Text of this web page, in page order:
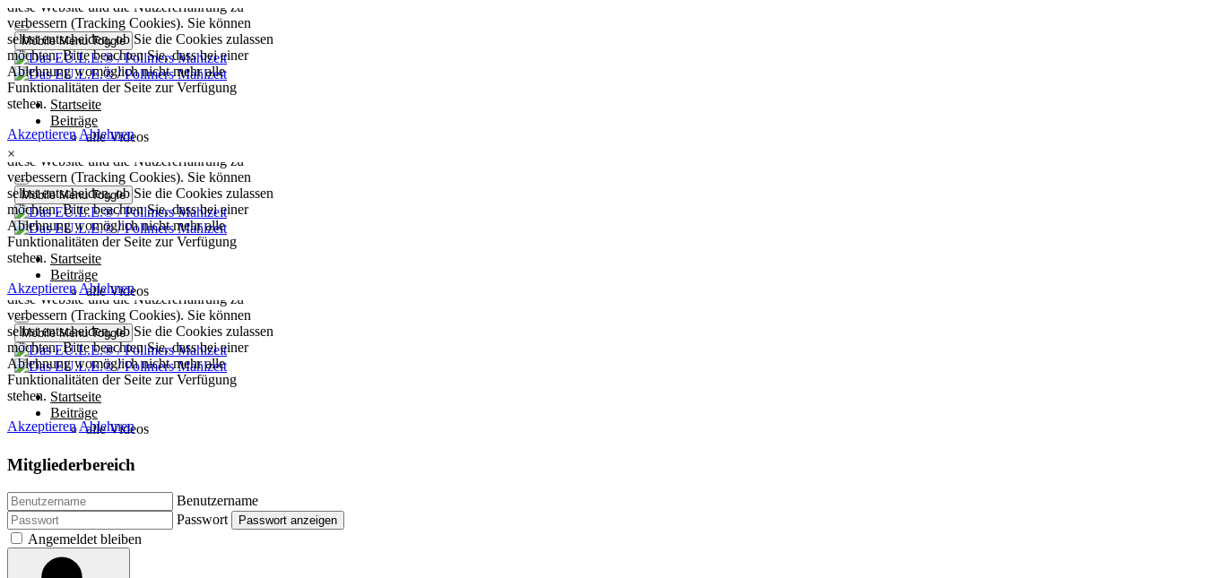
×
Mitgliederbereich
Benutzername
Passwort
Passwort anzeigen
Angemeldet bleiben